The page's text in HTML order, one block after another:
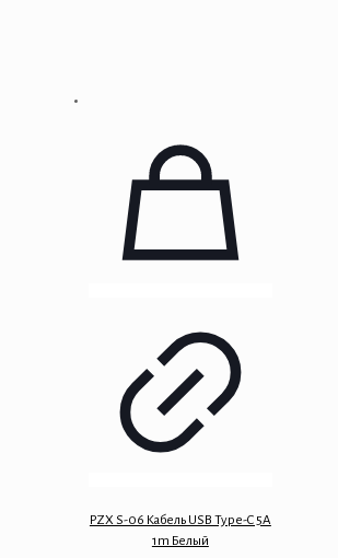
PZX S-06 Кабель USB Type-C 5A
1m Белый